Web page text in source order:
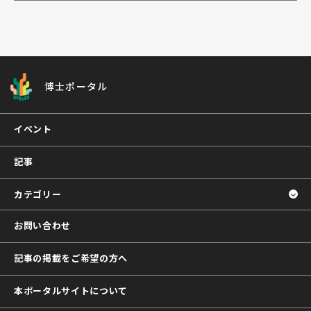
博士ポータル
イベント
記事
カテゴリー
お問い合わせ
記事の掲載をご希望の方へ
本ポータルサイトについて